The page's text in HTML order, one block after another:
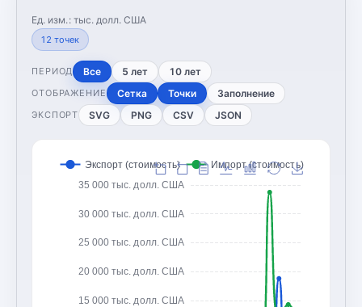
Ед. изм.: тыс. долл. США
12 точек
ПЕРИОД Все 5 лет 10 лет
ОТОБРАЖЕНИЕ Сетка Точки Заполнение
ЭКСПОРТ SVG PNG CSV JSON
15 000 тыс. долл. США
20 000 тыс. долл. США
25 000 тыс. долл. США
30 000 тыс. долл. США
35 000 тыс. долл. США
Экспорт (стоимость) Импорт (стоимость)